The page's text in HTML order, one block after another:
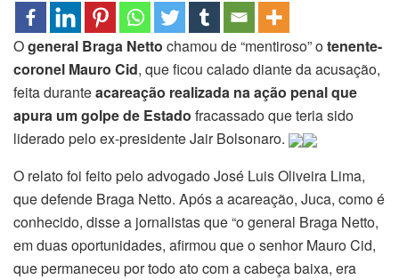
Ogeneral Braga Netto chamou de “mentiroso” otenente-
coronel Mauro Cid, que ficou calado diante da acusação,
feita duranteacareação realizada na ação penal que
apura um golpe de Estado fracassado que teria sido
liderado pelo ex-presidente Jair Bolsonaro.
O relato foi feito pelo advogado José Luis Oliveira Lima,
que defende Braga Netto. Após a acareação, Juca, como é
conhecido, disse a jornalistas que “o general Braga Netto,
em duas oportunidades, afirmou que o senhor Mauro Cid,
que permaneceu por todo ato com a cabeça baixa, era